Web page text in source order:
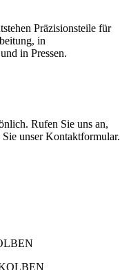
Präzisionsteile für
in
in Pressen.
Rufen Sie uns an,
unser Kontaktformular.